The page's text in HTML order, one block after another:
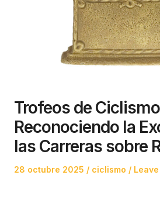
Trofeos de
Reconociendo la
las Carreras sobre
Posted
28 octubre 2025
Posted
ciclismo